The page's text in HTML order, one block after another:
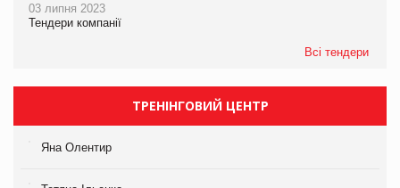
03 липня 2023
Тендери компанії
Всі тендери
ТРЕНІНГОВИЙ ЦЕНТР
Яна Олентир